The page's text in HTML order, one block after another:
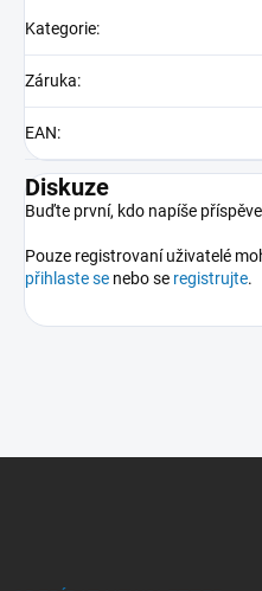
Kategorie:
Záruka:
EAN:
Diskuze
Buďte první, kdo napíše
Pouze registrovaní uživatelé
přihlaste se nebo se registrujte.